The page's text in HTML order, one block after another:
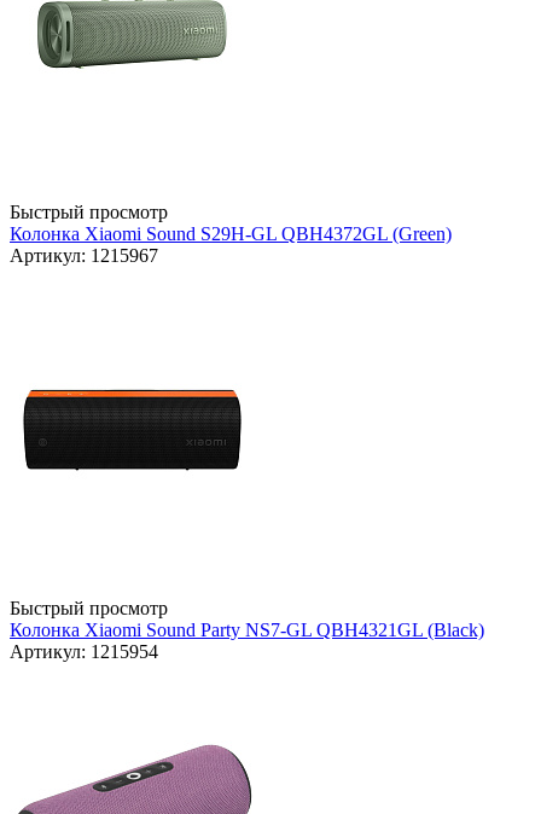
Быстрый просмотр
Колонка Xiaomi Sound S29H-GL QBH4372GL (Green)
Артикул: 1215967
Быстрый просмотр
Колонка Xiaomi Sound Party NS7-GL QBH4321GL (Black)
Артикул: 1215954